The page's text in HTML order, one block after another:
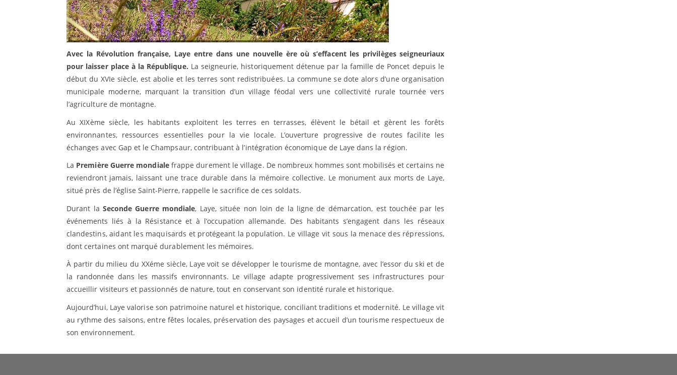
Avec la Révolution française, Laye entre dans une nouvelle ère où s’effacent les privilèges seigneuriaux
pour laisser place à la République. La seigneurie, historiquement détenue par la famille de Poncet depuis le
début du XVIe siècle, est abolie et les terres sont redistribuées. La commune se dote alors d’une organisation
municipale moderne, marquant la transition d’un village féodal vers une collectivité rurale tournée vers
l’agriculture de montagne.
Au XIXème siècle, les habitants exploitent les terres en terrasses, élèvent le bétail et gèrent les forêts
environnantes, ressources essentielles pour la vie locale. L’ouverture progressive de routes facilite les
échanges avec Gap et le Champsaur, contribuant à l’intégration économique de Laye dans la région.
La Première Guerre mondialefrappe durement le village. De nombreux hommes sont mobilisés et certains ne
reviendront jamais, laissant une trace durable dans la mémoire collective. Le monument aux morts de Laye,
situé près de l’église Saint-Pierre, rappelle le sacrifice de ces soldats.
Durant la Seconde Guerre mondiale, Laye, située non loin de la ligne de démarcation, est touchée par les
événements liés à la Résistance et à l’occupation allemande. Des habitants s’engagent dans les réseaux
clandestins, aidant les maquisards et protégeant la population. Le village vit sous la menace des répressions,
dont certaines ont marqué durablement les mémoires.
À partir du milieu du XXéme siècle, Laye voit se développer le tourisme de montagne, avec l’essor du ski et de
la randonnée dans les massifs environnants. Le village adapte progressivement ses infrastructures pour
accueillir visiteurs et passionnés de nature, tout en conservant son identité rurale et historique.
Aujourd’hui, Laye valorise son patrimoine naturel et historique, conciliant traditions et modernité. Le village vit
au rythme des saisons, entre fêtes locales, préservation des paysages et accueil d’un tourisme respectueux de
son environnement.